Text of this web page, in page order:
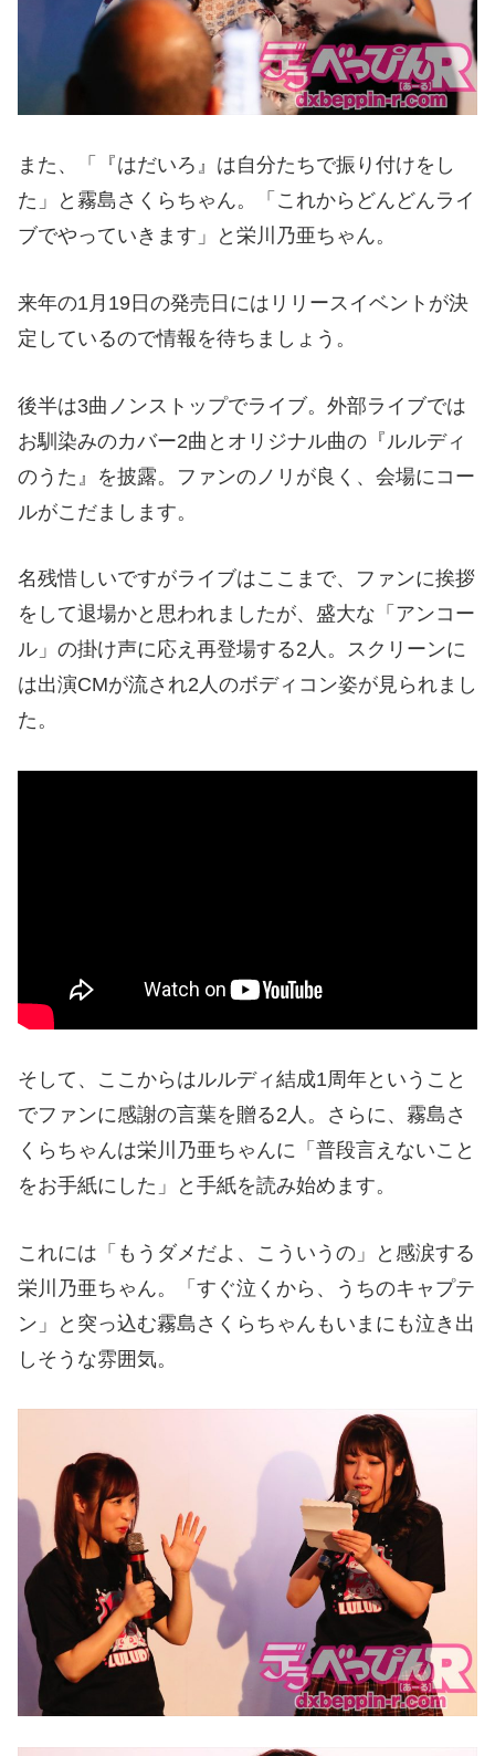
また、「『はだいろ』は自分たちで振り付けをし
た」と霧島さくらちゃん。「これからどんどんライ
ブでやっていきます」と栄川乃亜ちゃん。
来年の1月19日の発売日にはリリースイベントが決
定しているので情報を待ちましょう。
後半は3曲ノンストップでライブ。外部ライブでは
お馴染みのカバー2曲とオリジナル曲の『ルルディ
のうた』を披露。ファンのノリが良く、会場にコー
ルがこだまします。
名残惜しいですがライブはここまで、ファンに挨拶
をして退場かと思われましたが、盛大な「アンコー
ル」の掛け声に応え再登場する2人。スクリーンに
は出演CMが流され2人のボディコン姿が見られまし
た。
そして、ここからはルルディ結成1周年ということ
でファンに感謝の言葉を贈る2人。さらに、霧島さ
くらちゃんは栄川乃亜ちゃんに「普段言えないこと
をお手紙にした」と手紙を読み始めます。
これには「もうダメだよ、こういうの」と感涙する
栄川乃亜ちゃん。「すぐ泣くから、うちのキャプテ
ン」と突っ込む霧島さくらちゃんもいまにも泣き出
しそうな雰囲気。